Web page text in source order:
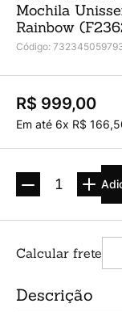
Mochila
Rainbow
Código:
R$ 999,00
Em até 6x R$ 166,
Descrição
Planner
Planner Permanente
Melissa
Caderneta
Argolado